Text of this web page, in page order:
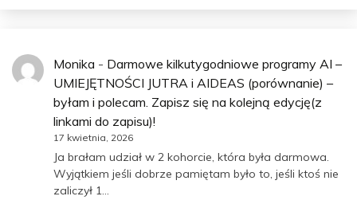
Monika - Darmowe kilkutygodniowe programy AI –
UMIEJĘTNOŚCI JUTRA i AIDEAS (porównanie) –
byłam i polecam. Zapisz się na kolejną edycję(z
linkami do zapisu)!
17 kwietnia, 2026
Ja brałam udział w 2 kohorcie, która była darmowa.
Wyjątkiem jeśli dobrze pamiętam było to, jeśli ktoś nie
zaliczył 1…